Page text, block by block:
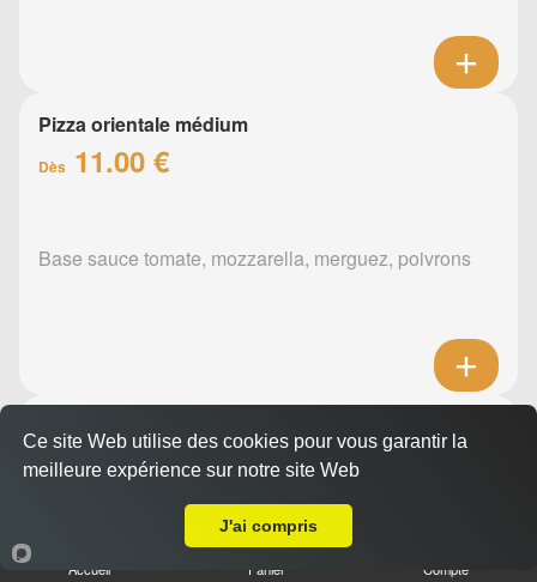
Pizza orientale médium
Dès 11.00 €
Base sauce tomate, mozzarella, merguez, poivrons
Pizza barbecue médium
Dès11.00 €
Accueil Panier Compte
Ce site Web utilise des cookies pour vous garantir la
meilleure expérience sur notre site Web
J'ai compris